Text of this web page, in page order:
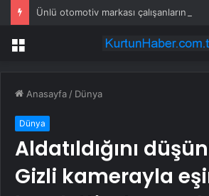
Menü
Anasayfa / Dünya
Dünya
Aldatıldığını
Gizli kamerayla